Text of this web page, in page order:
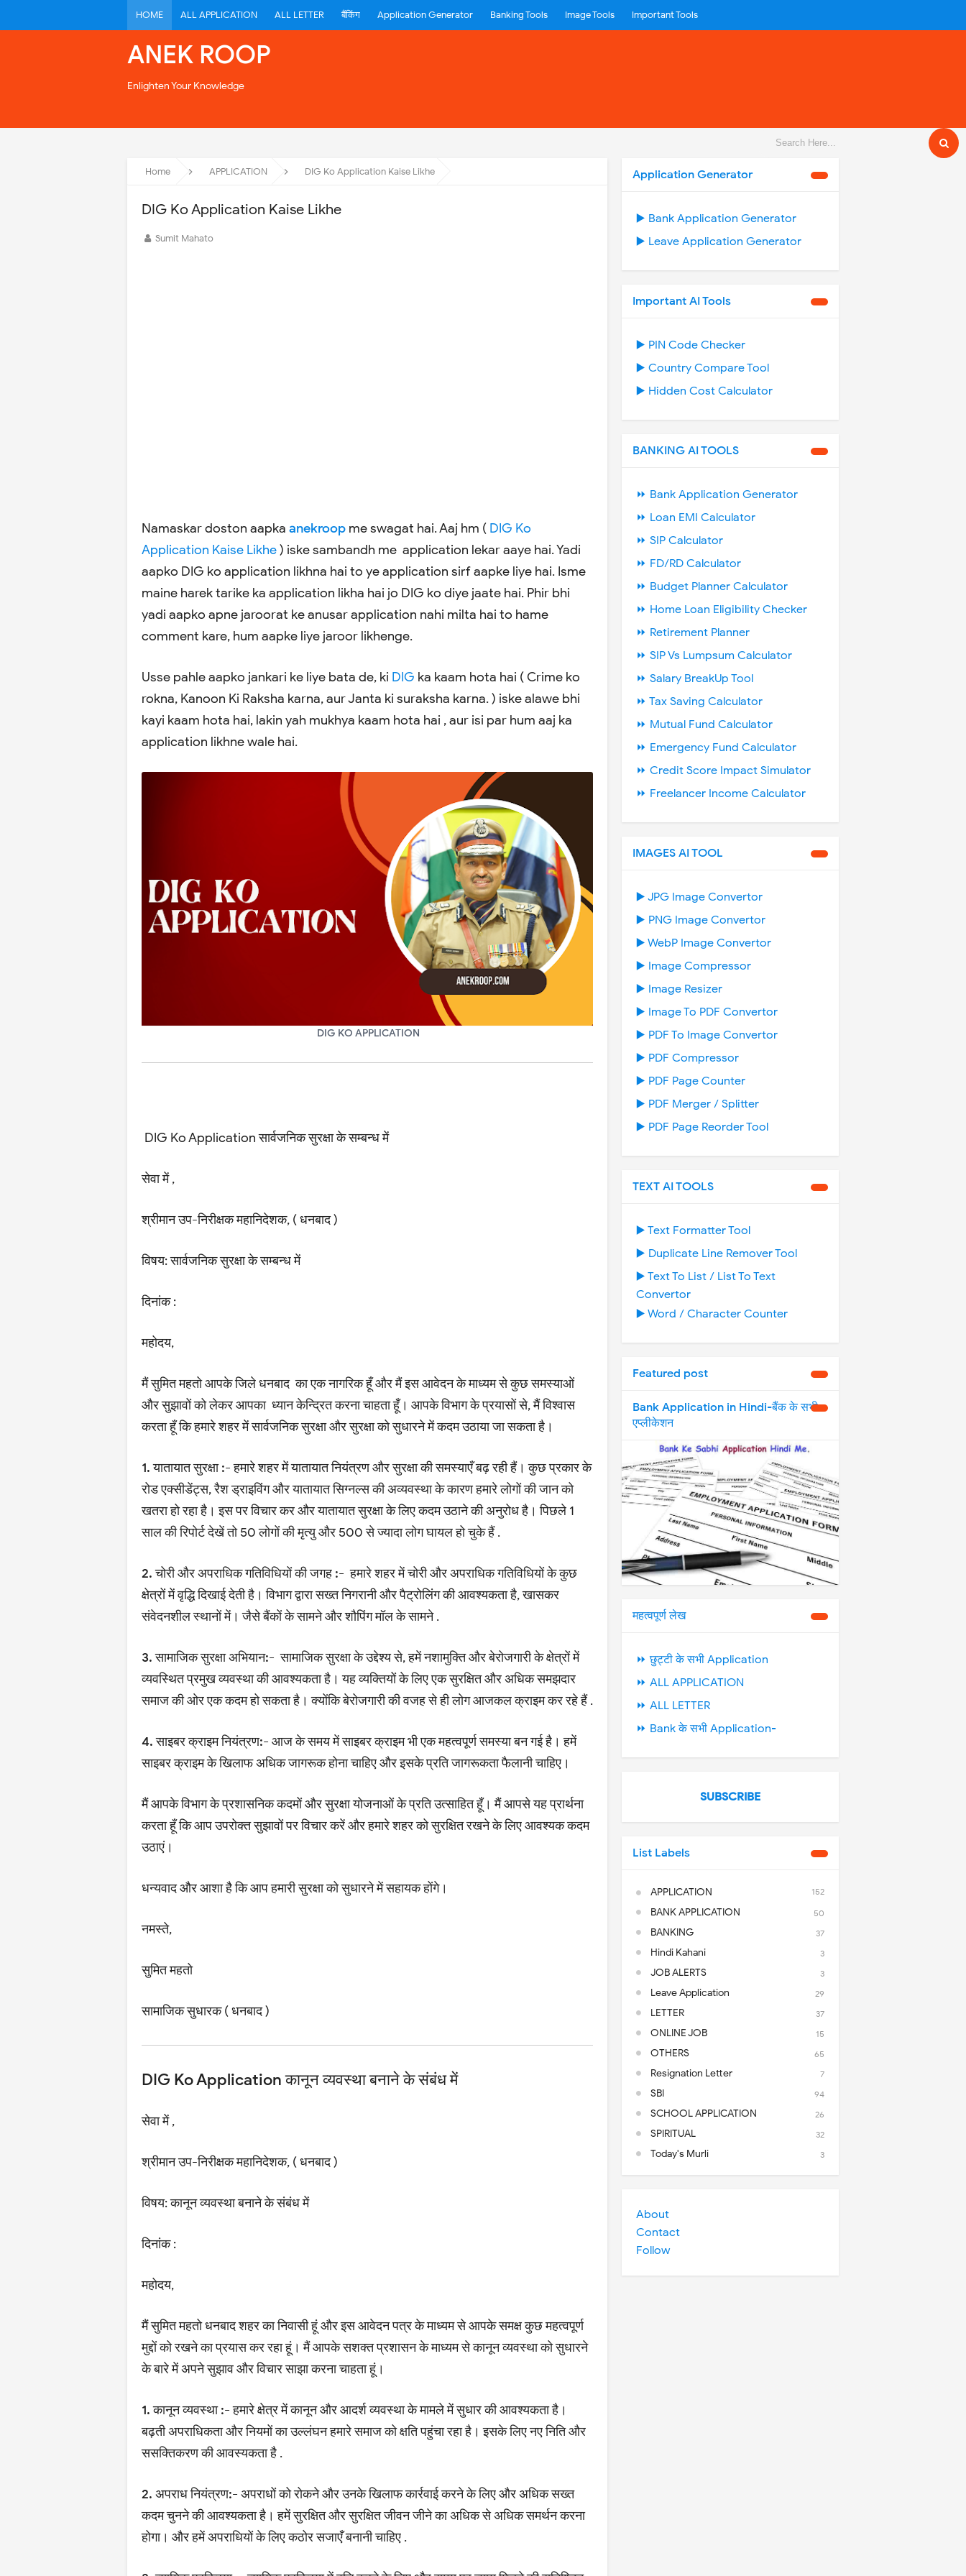
HOME ALL APPLICATION ALL LETTER बैंकिंग Application Generator Banking Tools Image Tools Important Tools
ANEK ROOP
Enlighten Your Knowledge
Home APPLICATION DIG Ko Application Kaise Likhe
DIG Ko Application Kaise Likhe
Sumit Mahato
Namaskar doston aapka anekroop me swagat hai. Aaj hm ( DIG Ko
Application Kaise Likhe) iske sambandh me application lekar aaye hai. Yadi
aapko DIG ko application likhna hai to ye application sirf aapke liye hai. Isme
maine harek tarike ka application likha hai jo DIG ko diye jaate hai. Phir bhi
yadi aapko apne jaroorat ke anusar application nahi milta hai to hame
comment kare, hum aapke liye jaroor likhenge.
Usse pahle aapko jankari ke liye bata de, ki DIG ka kaam hota hai ( Crime ko
rokna, Kanoon Ki Raksha karna, aur Janta ki suraksha karna. ) iske alawe bhi
kayi kaam hota hai, lakin yah mukhya kaam hota hai , aur isi par hum aaj ka
application likhne wale hai.
DIG KO APPLICATION
DIG Ko Application सार्वजनिक सुरक्षा के सम्बन्ध में
सेवा में ,
श्रीमान उप-निरीक्षक महानिदेशक, ( धनबाद )
विषय: सार्वजनिक सुरक्षा के सम्बन्ध में
दिनांक :
महोदय,
मैं सुमित महतो आपके जिले धनबाद का एक नागरिक हूँ और मैं इस आवेदन के माध्यम से कुछ समस्याओं
और सुझावों को लेकर आपका ध्यान केन्द्रित करना चाहता हूँ। आपके विभाग के प्रयासों से, मैं विश्वास
करता हूँ कि हमारे शहर में सार्वजनिक सुरक्षा और सुरक्षा को सुधारने में कदम उठाया जा सकता है।
1. यातायात सुरक्षा :-हमारे शहर में यातायात नियंत्रण और सुरक्षा की समस्याएँ बढ़ रही हैं। कुछ प्रकार के
रोड एक्सीडेंट्स, रैश ड्राइविंग और यातायात सिग्नल्स की अव्यवस्था के कारण हमारे लोगों की जान को
खतरा हो रहा है। इस पर विचार कर और यातायात सुरक्षा के लिए कदम उठाने की अनुरोध है। पिछले 1
साल की रिपोर्ट देखें तो 50 लोगों की मृत्यु और 500 से ज्यादा लोग घायल हो चुके हैं .
2. चोरी और अपराधिक गतिविधियों की जगह :- हमारे शहर में चोरी और अपराधिक गतिविधियों के कुछ
क्षेत्रों में वृद्धि दिखाई देती है। विभाग द्वारा सख्त निगरानी और पैट्रोलिंग की आवश्यकता है, खासकर
संवेदनशील स्थानों में। जैसे बैंकों के सामने और शौपिंग मॉल के सामने .
3. सामाजिक सुरक्षा अभियान:- सामाजिक सुरक्षा के उद्देश्य से, हमें नशामुक्ति और बेरोजगारी के क्षेत्रों में
व्यवस्थित प्रमुख व्यवस्था की आवश्यकता है। यह व्यक्तियों के लिए एक सुरक्षित और अधिक समझदार
समाज की ओर एक कदम हो सकता है। क्योंकि बेरोजगारी की वजह से ही लोग आजकल क्राइम कर रहे हैं .
4. साइबर क्राइम नियंत्रण:- आज के समय में साइबर क्राइम भी एक महत्वपूर्ण समस्या बन गई है। हमें
साइबर क्राइम के खिलाफ अधिक जागरूक होना चाहिए और इसके प्रति जागरूकता फैलानी चाहिए।
मैं आपके विभाग के प्रशासनिक कदमों और सुरक्षा योजनाओं के प्रति उत्साहित हूँ। मैं आपसे यह प्रार्थना
करता हूँ कि आप उपरोक्त सुझावों पर विचार करें और हमारे शहर को सुरक्षित रखने के लिए आवश्यक कदम
उठाएं।
धन्यवाद और आशा है कि आप हमारी सुरक्षा को सुधारने में सहायक होंगे।
नमस्ते,
सुमित महतो
सामाजिक सुधारक ( धनबाद )
DIG Ko Application कानून व्यवस्था बनाने के संबंध में
सेवा में ,
श्रीमान उप-निरीक्षक महानिदेशक, ( धनबाद )
विषय: कानून व्यवस्था बनाने के संबंध में
दिनांक :
महोदय,
मैं सुमित महतो धनबाद शहर का निवासी हूं और इस आवेदन पत्र के माध्यम से आपके समक्ष कुछ महत्वपूर्ण
मुद्दों को रखने का प्रयास कर रहा हूं। मैं आपके सशक्त प्रशासन के माध्यम से कानून व्यवस्था को सुधारने
के बारे में अपने सुझाव और विचार साझा करना चाहता हूं।
1. कानून व्यवस्था :-हमारे क्षेत्र में कानून और आदर्श व्यवस्था के मामले में सुधार की आवश्यकता है।
बढ़ती अपराधिकता और नियमों का उल्लंघन हमारे समाज को क्षति पहुंचा रहा है। इसके लिए नए निति और
ससक्तिकरण की आवस्यकता है .
2. अपराध नियंत्रण:- अपराधों को रोकने और उनके खिलाफ कार्रवाई करने के लिए और अधिक सख्त
कदम चुनने की आवश्यकता है। हमें सुरक्षित और सुरक्षित जीवन जीने का अधिक से अधिक समर्थन करना
होगा। और हमें अपराधियों के लिए कठोर सजाएँ बनानी चाहिए .
Application Generator
▶️ Bank Application Generator
▶️ Leave Application Generator
Important AI Tools
▶️ PIN Code Checker
▶️ Country Compare Tool
▶️ Hidden Cost Calculator
BANKING AI TOOLS
⏩ Bank Application Generator
⏩ Loan EMI Calculator
⏩ SIP Calculator
⏩ FD/RD Calculator
⏩ Budget Planner Calculator
⏩ Home Loan Eligibility Checker
⏩ Retirement Planner
⏩ SIP Vs Lumpsum Calculator
⏩ Salary BreakUp Tool
⏩ Tax Saving Calculator
⏩ Mutual Fund Calculator
⏩ Emergency Fund Calculator
⏩ Credit Score Impact Simulator
⏩ Freelancer Income Calculator
IMAGES AI TOOL
▶️ JPG Image Convertor
▶️ PNG Image Convertor
▶️ WebP Image Convertor
▶️ Image Compressor
▶️ Image Resizer
▶️ Image To PDF Convertor
▶️ PDF To Image Convertor
▶️ PDF Compressor
▶️ PDF Page Counter
▶️ PDF Merger / Splitter
▶️ PDF Page Reorder Tool
TEXT AI TOOLS
▶️ Text Formatter Tool
▶️ Duplicate Line Remover Tool
▶️ Text To List / List To Text
Convertor
▶️ Word / Character Counter
Featured post
Bank Application in Hindi-बैंक के सभी
एप्लीकेशन
महत्वपूर्ण लेख
⏩ छुट्टी के सभी Application
⏩ ALL APPLICATION
⏩ ALL LETTER
⏩ Bank के सभी Application-
SUBSCRIBE
List Labels
APPLICATION 152
BANK APPLICATION 50
BANKING 37
Hindi Kahani 3
JOB ALERTS 3
Leave Application 29
LETTER 37
ONLINE JOB 15
OTHERS 65
Resignation Letter 7
SBI 94
SCHOOL APPLICATION 26
SPIRITUAL 32
Today's Murli 3
About
Contact
Follow